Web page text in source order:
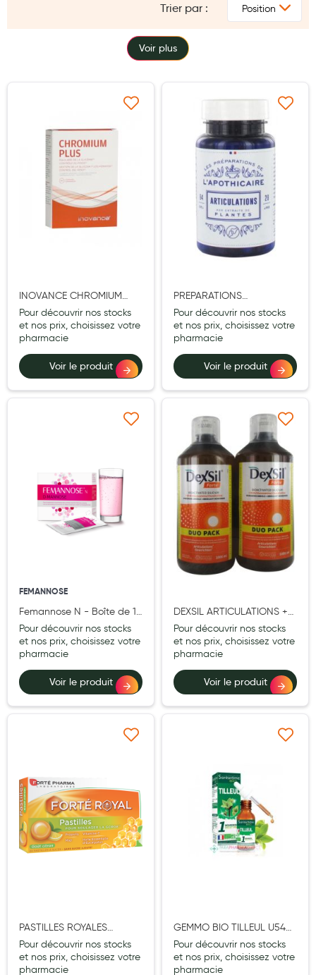
Accessoires bébé
Alimentation
Soins enfant
Soins maman
Tisanes allaitement et compléments alimentaires
maternité
Nature
Aromathérapie
Diététique minceur
Confiserie
Voies respiratoires
Médicaments et Santé
Premiers soins
Pansements
Hygiène nasale
Antibactériens
Solaire et moustique
Piqûres insectes
Appareils
Accessoires pieds et semelles
Soins ORL
Trier par :
Voir plus
INOVANCE CHROMIUM
PLUS GELULE 60
Pour découvrir nos stocks
et nos prix, choisissez votre
pharmacie
Voir le produit
Ajouter à ma liste d’envie
PREPARATIONS
APOTHICAIRE
ARTICULATION GELULE 84
Pour découvrir nos stocks
et nos prix, choisissez votre
pharmacie
Voir le produit
Ajouter à ma liste
FEMANNOSE
Femannose N - Boîte de 14
sachets
Pour découvrir nos stocks
et nos prix, choisissez votre
pharmacie
Voir le produit
Ajouter à ma liste d’envie
DEXSIL ARTICULATIONS +
MSN GLUCOSAM CHONDR
1L X2
Pour découvrir nos stocks
et nos prix, choisissez votre
pharmacie
Voir le produit
Ajouter à ma liste
PASTILLES ROYALES
CITRON
Pour découvrir nos stocks
et nos prix, choisissez votre
pharmacie
Ajouter à ma liste d’envie
GEMMO BIO TILLEUL U54
BOURGEON 30ML
Pour découvrir nos stocks
et nos prix, choisissez votre
pharmacie
Ajouter à ma liste